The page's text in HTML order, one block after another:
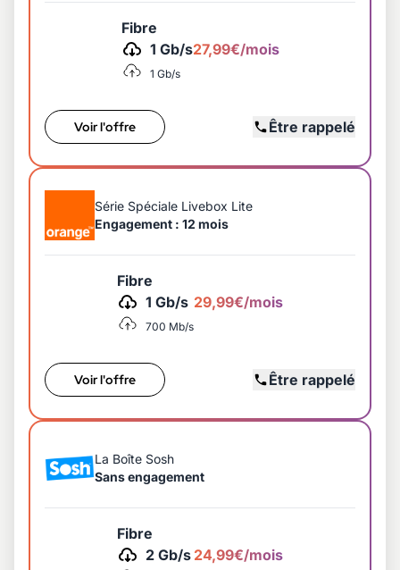
Fibre
1 Gb/s
1 Gb/s
27,99€/mois
Voir l'offre Être rappelé
Série Spéciale Livebox Lite
Engagement : 12 mois
Fibre
1 Gb/s
700 Mb/s
29,99€/mois
Voir l'offre Être rappelé
La Boîte Sosh
Sans engagement
Fibre
2 Gb/s 24,99€/mois